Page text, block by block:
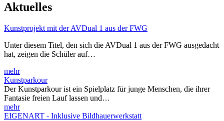
Aktuelles
Kunstprojekt mit der AVDual 1 aus der FWG
Unter diesem Titel, den sich die AVDual 1 aus der FWG ausgedacht
hat, zeigen die Schüler auf…
mehr
Kunstparkour
Der Kunstparkour ist ein Spielplatz für junge Menschen, die ihrer
Fantasie freien Lauf lassen und…
mehr
EIGENART - Inklusive Bildhauerwerkstatt